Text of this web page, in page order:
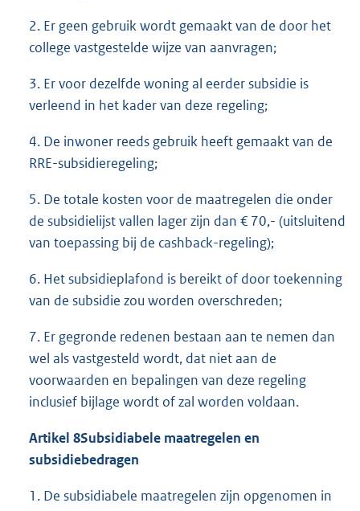
2. Er geen gebruik wordt gemaakt van de door het
college vastgestelde wijze van aanvragen;
3. Er voor dezelfde woning al eerder subsidie is
verleend in het kader van deze regeling;
4. De inwoner reeds gebruik heeft gemaakt van de
RRE-subsidieregeling;
5. De totale kosten voor de maatregelen die onder
de subsidielijst vallen lager zijn dan € 70,- (uitsluitend
van toepassing bij de cashback-regeling);
6. Het subsidieplafond is bereikt of door toekenning
van de subsidie zou worden overschreden;
7. Er gegronde redenen bestaan aan te nemen dan
wel als vastgesteld wordt, dat niet aan de
voorwaarden en bepalingen van deze regeling
inclusief bijlage wordt of zal worden voldaan.
Artikel 8Subsidiabele maatregelen en
subsidiebedragen
1. De subsidiabele maatregelen zijn opgenomen in